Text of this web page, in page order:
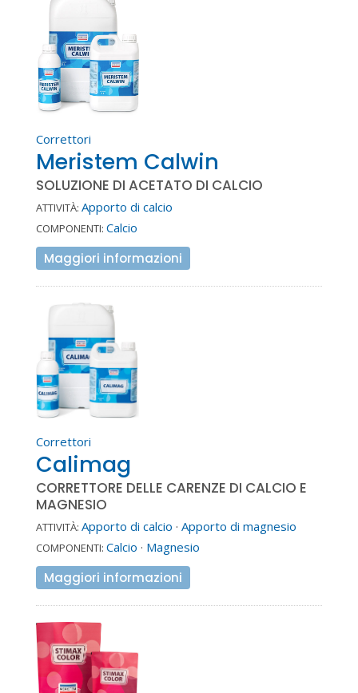
Correttori
Meristem Calwin
SOLUZIONE DI ACETATO DI CALCIO
ATTIVITÀ: Apporto di calcio
COMPONENTI: Calcio
Maggiori informazioni
Correttori
Calimag
CORRETTORE DELLE CARENZE DI CALCIO E
MAGNESIO
ATTIVITÀ: Apporto di calcio · Apporto di magnesio
COMPONENTI: Calcio · Magnesio
Maggiori informazioni